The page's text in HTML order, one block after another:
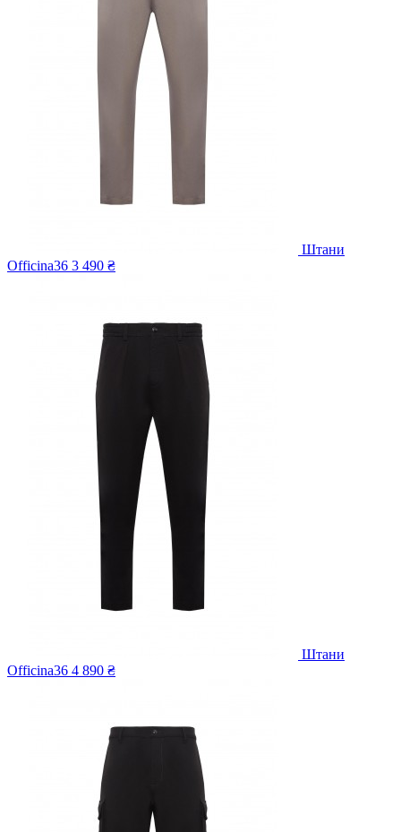
Штани
Officina36 3 490 ₴
Штани
Officina36 4 890 ₴